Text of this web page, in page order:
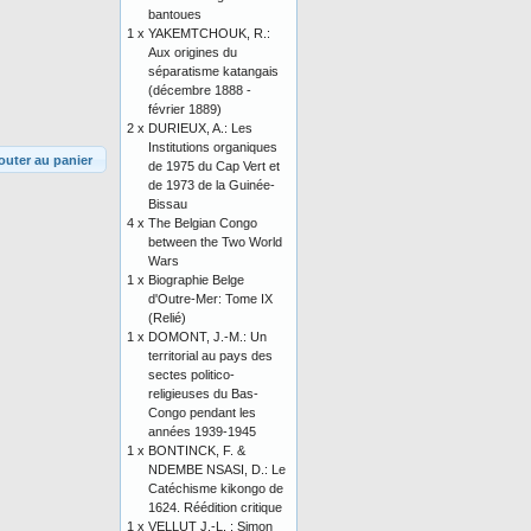
au panier
bantoues
1 x YAKEMTCHOUK, R.:
Aux origines du
séparatisme katangais
(décembre 1888 -
février 1889)
2 x DURIEUX, A.: Les
Institutions organiques
de 1975 du Cap Vert et
de 1973 de la Guinée-
Bissau
4 x The Belgian Congo
between the Two World
Wars
1 x Biographie Belge
d'Outre-Mer: Tome IX
(Relié)
1 x DOMONT, J.-M.: Un
territorial au pays des
sectes politico-
religieuses du Bas-
Congo pendant les
années 1939-1945
1 x BONTINCK, F. &
NDEMBE NSASI, D.: Le
Catéchisme kikongo de
1624. Réédition critique
1 x VELLUT J.-L. : Simon